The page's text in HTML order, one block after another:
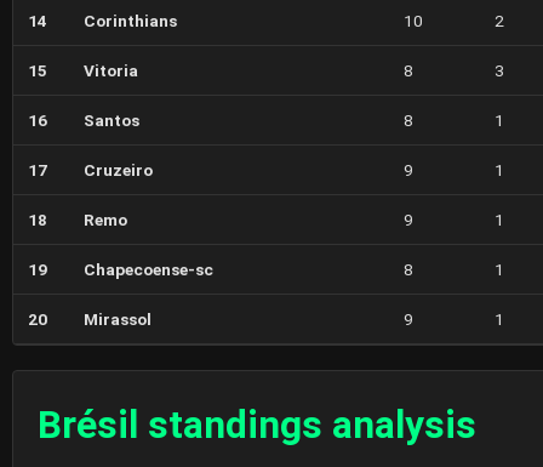
14 Corinthians 10 2
15 Vitoria 8 3
16 Santos 8 1
17 Cruzeiro 9 1
18 Remo 9 1
19 Chapecoense-sc 8 1
20 Mirassol 9 1
Brésil standings analysis